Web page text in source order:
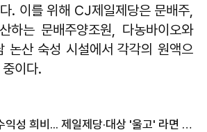
. 이를 위해 CJ제일제당은 문배주,
하는 문배주양조원, 다농바이오와
논산 숙성 시설에서 각각의 원액으
이다.
​식품업계, 1분기 수익성 희비... 제일제당·대상 '울고' 라면 3사 '웃고'